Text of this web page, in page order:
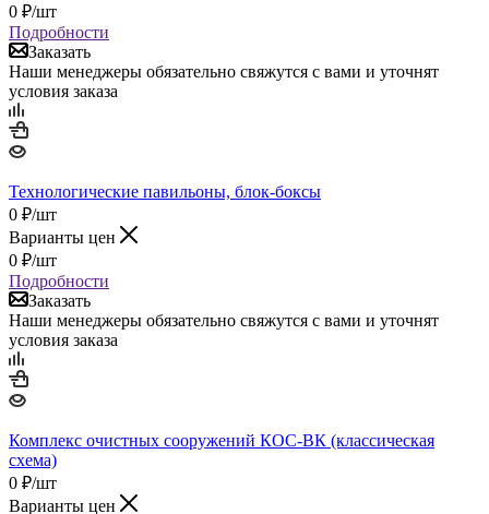
0 ₽/шт
Подробности
Заказать
Наши менеджеры обязательно свяжутся с вами и уточнят
условия заказа
Технологические павильоны, блок-боксы
0 ₽/шт
Варианты цен
0 ₽/шт
Подробности
Заказать
Наши менеджеры обязательно свяжутся с вами и уточнят
условия заказа
Комплекс очистных сооружений КОС-ВК (классическая
схема)
0 ₽/шт
Варианты цен